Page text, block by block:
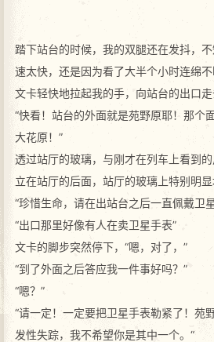
踏下站台的时候，我的双腿还在发抖，
速太快，还是因为看了大半个小时连绵不
文卡轻快地拉起我的手，向站台的出口走
“快看！站台的外面就是苑野原耶！那个
大花原！”
透过站厅的玻璃，与刚才在列车上看到
立在站厅的后面，站厅的玻璃上特别明显
“珍惜生命，请在出站台之后一直佩戴卫
“出口那里好像有人在卖卫星手表”
文卡的脚步突然停下，“嗯，对了，”
“到了外面之后答应我一件事好吗？”
“嗯？”
“请一定！一定要把卫星手表勒紧了！苑
发性失踪，我不希望你是其中一个。“